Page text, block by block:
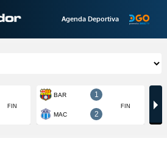
Agenda Deportiva